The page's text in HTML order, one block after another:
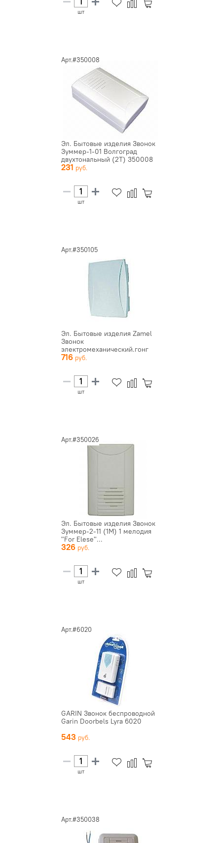
шт
Арт.#350008
Эл. Бытовые изделия Звонок
Зуммер-1-01 Волгоград
двухтональный (2Т) 350008
231
шт
Арт.#350105
Эл. Бытовые изделия Zamel
Звонок
электромеханический.гонг
двухтональный (би...
716
шт
Арт.#350026
Эл. Бытовые изделия Звонок
Зуммер-2-11 (1М) 1 мелодия
"For Elese"...
326
шт
Арт.#6020
GARIN Звонок беспроводной
Garin Doorbels Lyra 6020
543
шт
Арт.#350038